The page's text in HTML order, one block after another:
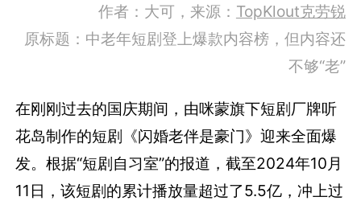
作者：大可，来源： TopKlout克劳锐
原标题：中老年短剧登上爆款内容榜，但内容还
不够“老”
在刚刚过去的国庆期间，由咪蒙旗下短剧厂牌听
花岛制作的短剧《闪婚老伴是豪门》迎来全面爆
发。根据“短剧自习室”的报道，截至2024年10月
11日，该短剧的累计播放量超过了5.5亿，冲上过